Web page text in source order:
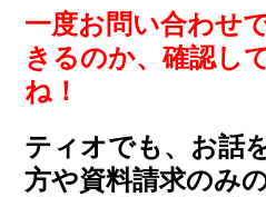
一度お問い合わせ
きるのか、確認し
ね！
ティオでも、お話
方や資料請求のみ